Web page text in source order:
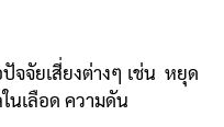
จัยเสี่ยงต่างๆ เช่น หยุด
นเลือด ความดัน